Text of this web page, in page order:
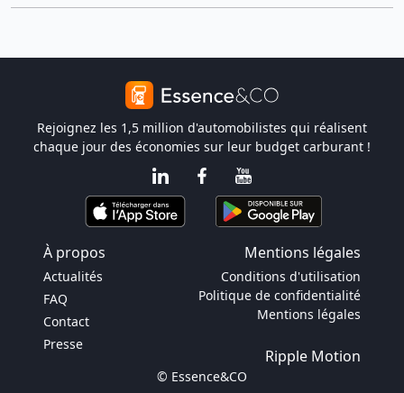
Rejoignez les 1,5 million d'automobilistes qui réalisent
chaque jour des économies sur leur budget carburant !
À propos Mentions légales
Actualités
FAQ
Contact
Presse
Conditions d'utilisation
Politique de confidentialité
Mentions légales
Ripple Motion
© Essence&CO